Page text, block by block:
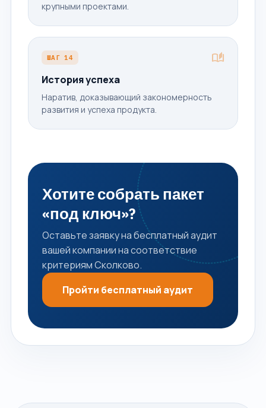
крупными проектами.
ШАГ 14 auto_stories
История успеха
Наратив, доказывающий закономерность
развития и успеха продукта.
Хотите собрать пакет
«под ключ»?
Оставьте заявку на бесплатный аудит
вашей компании на соответствие
критериям Сколково.
Пройти бесплатный аудит